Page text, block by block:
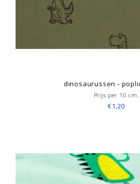
dinosaurussen -
Prijs per 10 cm.
€1,20